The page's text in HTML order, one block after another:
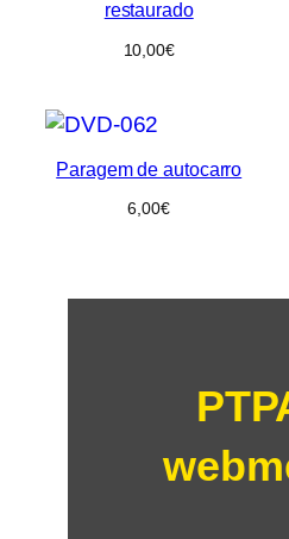
restaurado
10,00€
Paragem de autocarro
6,00€